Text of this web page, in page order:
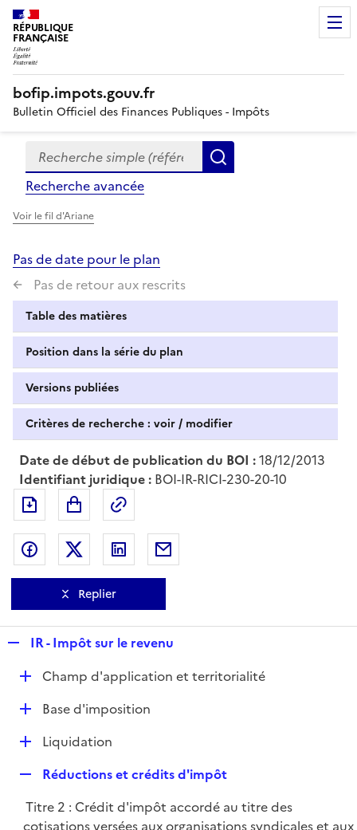
RÉPUBLIQUE
FRANÇAISE
bofip.impots.gouv.fr
Bulletin Officiel des Finances Publiques - Impôts
Formulaire
de
recherche
Recherche simple (références, mots clés, partie du
Recherche avancée
Voir le fil d'Ariane
Pas de date pour le plan
Pas de retour aux rescrits
Table des matières
Position dans la série du plan
Versions publiées
Critères de recherche : voir / modifier
Date de début de publication du BOI :18/12/2013
Identifiant juridique : BOI-IR-RICI-230-20-10
Exporter le document au format pdf
Partager sur Facebook
Partager sur Twitter
Partager sur LinkedIn
Replier
p
l
i
e
IR - Impôt sur le revenu
DChamp d'application et territorialité
D
e
r
Base d'imposition
D
l
i
Liquidation
p
Réductions et crédits d'impôt
Titre 2 : Crédit d'impôt accordé au titre des